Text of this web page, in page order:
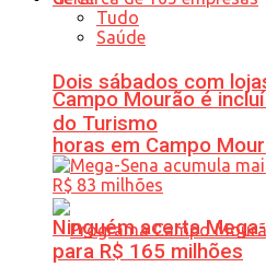
Dois sábados com
horas em Campo
Tudo
Saúde
Campo Mourão é
do Turismo
Ninguém acerta
para R$ 165 milhões